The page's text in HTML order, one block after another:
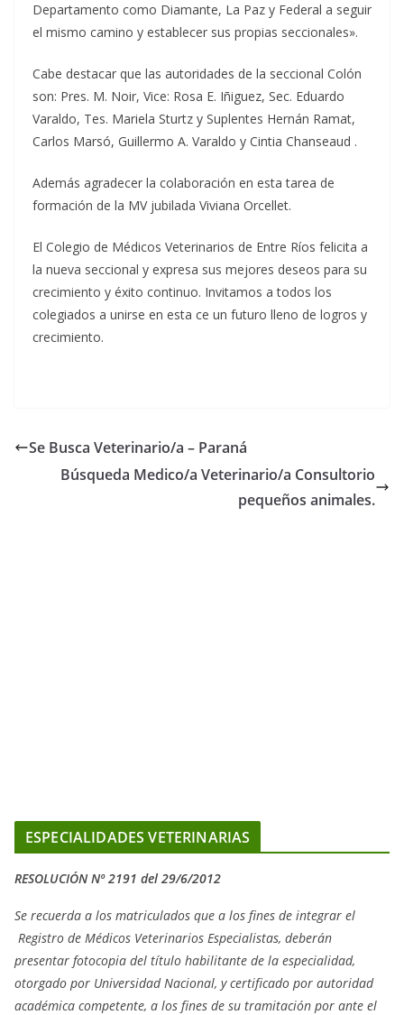
Departamento como Diamante, La Paz y Federal a seguir
el mismo camino y establecer sus propias seccionales».
Cabe destacar que las autoridades de la seccional Colón
son: Pres. M. Noir, Vice: Rosa E. Iñiguez, Sec. Eduardo
Varaldo, Tes. Mariela Sturtz y Suplentes Hernán Ramat,
Carlos Marsó, Guillermo A. Varaldo y Cintia Chanseaud .
Además agradecer la colaboración en esta tarea de
formación de la MV jubilada Viviana Orcellet.
El Colegio de Médicos Veterinarios de Entre Ríos felicita a
la nueva seccional y expresa sus mejores deseos para su
crecimiento y éxito continuo. Invitamos a todos los
colegiados a unirse en esta ce un futuro lleno de logros y
crecimiento.
Se Busca Veterinario/a – Paraná
Búsqueda Medico/a Veterinario/a Consultorio
pequeños animales.
ESPECIALIDADES VETERINARIAS
RESOLUCIÓN Nº 2191 del 29/6/2012
Se recuerda a los matriculados que a los fines de integrar el
Registro de Médicos Veterinarios Especialistas, deberán
presentar fotocopia del título habilitante de la especialidad,
otorgado por Universidad Nacional, ycertificado por autoridad
académica competente, a los fines de su tramitación por ante el